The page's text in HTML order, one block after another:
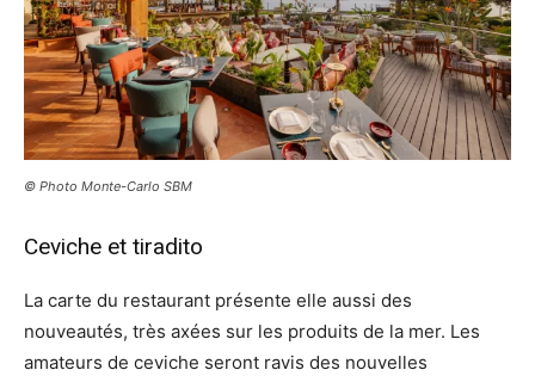
© Photo Monte-Carlo SBM
Ceviche et tiradito
La carte du restaurant présente elle aussi des
nouveautés, très axées sur les produits de la mer. Les
amateurs de ceviche seront ravis des nouvelles